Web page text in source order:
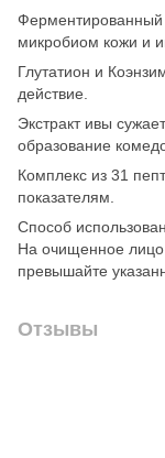
Ферментированный
микробиом кожи и
Глутатион и
действие.
Экстракт ивы
образование
Комплекс из 31
показателям.
Способ
На очищенное лицо
превышайте
Отзывы